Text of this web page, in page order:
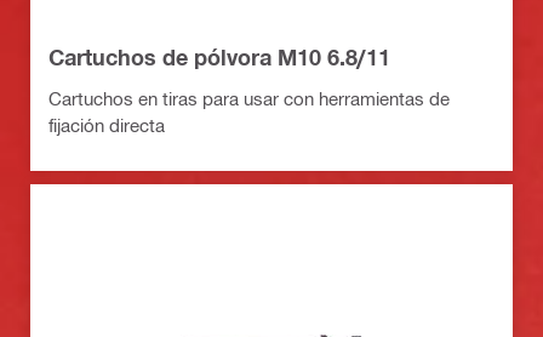
Cartuchos de pólvora M10 6.8/11
Cartuchos en tiras para usar con herramientas de
fijación directa